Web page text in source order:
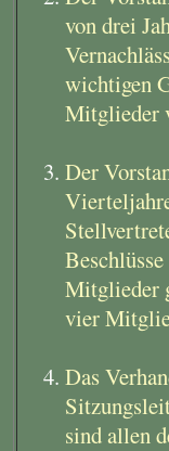
von drei
wichtigen
Mitglieder
Der
Mitglieder
vier
Das
sind allen